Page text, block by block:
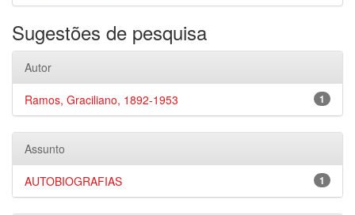
Sugestões de pesquisa
Autor
1
Ramos, Graciliano, 1892-1953
Assunto
1
AUTOBIOGRAFIAS